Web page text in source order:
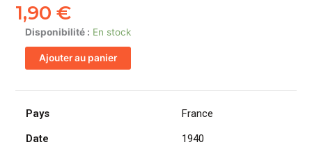
1,90€
Disponibilité : En stock
quantité
de
FRANCE,
de
1940,
Ajouter au panier
Pays
France
Date
1940